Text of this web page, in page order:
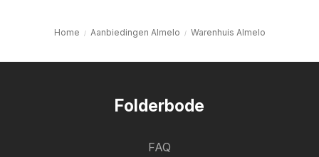
Home Aanbiedingen Almelo Warenhuis Almelo
Folderbode
FAQ